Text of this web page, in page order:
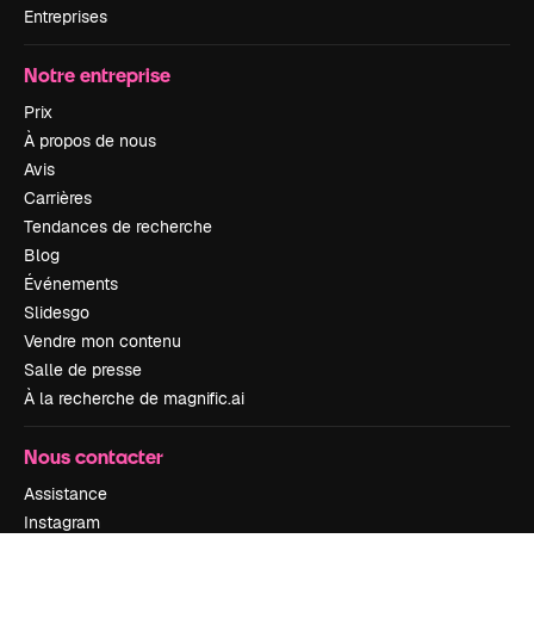
Entreprises
Notre entreprise
Prix
À propos de nous
Avis
Carrières
Tendances de recherche
Blog
Événements
Slidesgo
Vendre mon contenu
Salle de presse
À la recherche de magnific.ai
Nous contacter
Assistance
Instagram